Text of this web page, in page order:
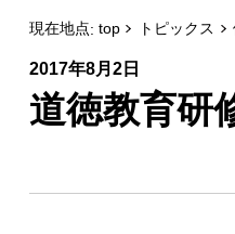
現在地点 top トピックス
2017年8月2日
道徳教育研